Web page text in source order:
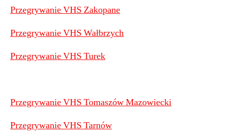
Przegrywanie VHS Zakopane
Przegrywanie VHS Wałbrzych
Przegrywanie VHS Turek
Przegrywanie VHS Tomaszów Mazowiecki
Przegrywanie VHS Tarnów